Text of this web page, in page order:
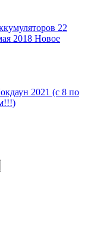
22
2018 Новое
2021 (с 8 по